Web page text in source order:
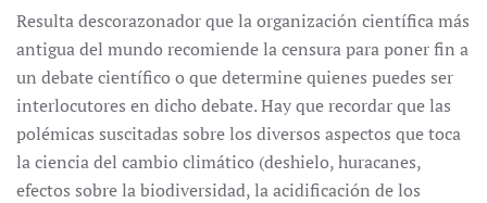
Resulta descorazonador que la organización científica más
antigua del mundo recomiende la censura para poner fin a
un debate científico o que determine quienes puedes ser
interlocutores en dicho debate. Hay que recordar que las
polémicas suscitadas sobre los diversos aspectos que toca
la ciencia del cambio climático (deshielo, huracanes,
efectos sobre la biodiversidad, la acidificación de los